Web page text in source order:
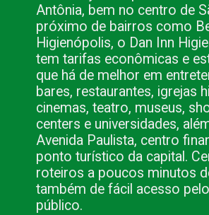
Antônia, bem no centro de
próximo de bairros como
Higienópolis, o Dan Inn
tem tarifas econômicas e
que há de melhor em
bares, restaurantes, igrejas
cinemas, teatro, museus,
centers e universidades,
Avenida Paulista, centro
ponto turístico da capital.
roteiros a poucos minutos
também de fácil acesso
público.